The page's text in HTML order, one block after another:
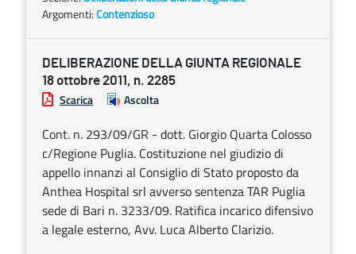
Argomenti:Contenzioso
DELIBERAZIONE DELLA GIUNTA REGIONALE
18 ottobre 2011, n. 2285
Scarica Ascolta
Cont. n. 293/09/GR - dott. Giorgio Quarta Colosso
c/Regione Puglia. Costituzione nel giudizio di
appello innanzi al Consiglio di Stato proposto da
Anthea Hospital srl avverso sentenza TAR Puglia
sede di Bari n. 3233/09. Ratifica incarico difensivo
a legale esterno, Avv. Luca Alberto Clarizio.